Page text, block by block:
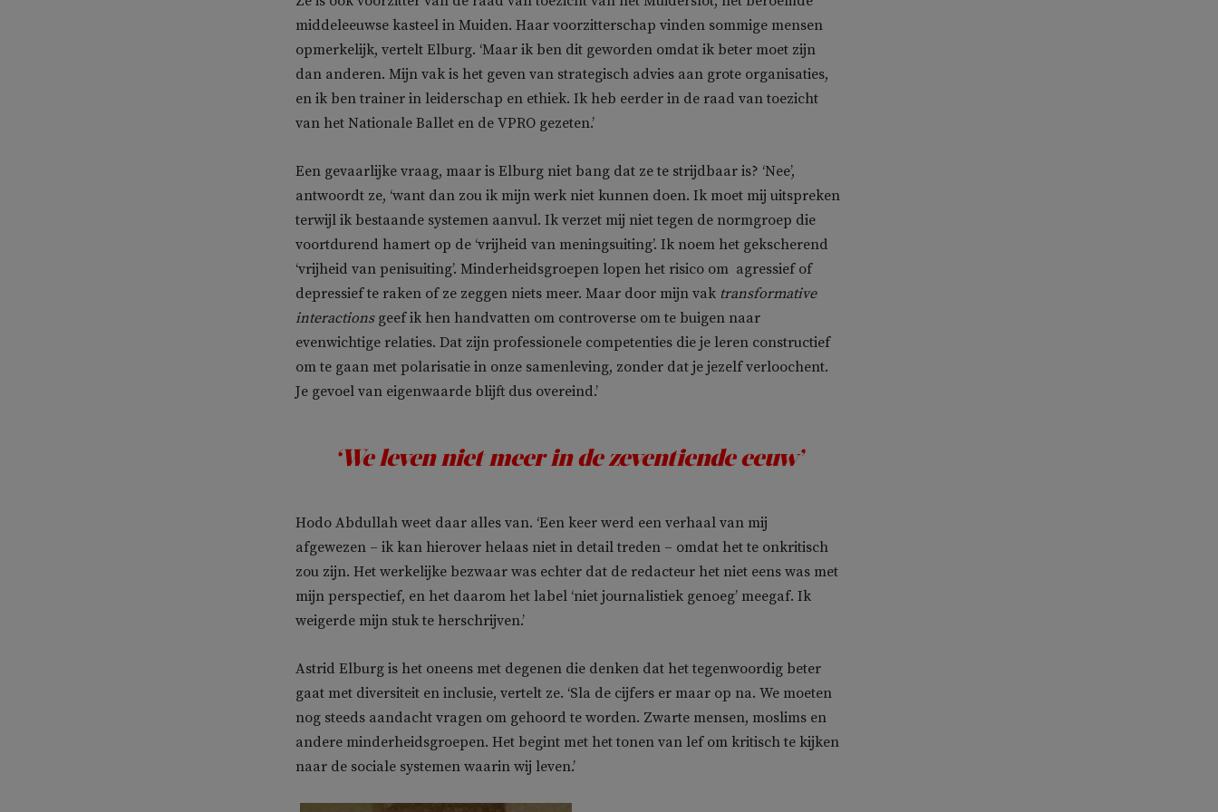
middeleeuwse kasteel in Muiden. Haar voorzitterschap vinden sommige mensen
opmerkelijk, vertelt Elburg. ‘Maar ik ben dit geworden omdat ik beter moet zijn
dan anderen. Mijn vak is het geven van strategisch advies aan grote organisaties,
en ik ben trainer in leiderschap en ethiek. Ik heb eerder in de raad van toezicht
van het Nationale Ballet en de VPRO gezeten.’
Een gevaarlijke vraag, maar is Elburg niet bang dat ze te strijdbaar is? ‘Nee’,
antwoordt ze, ‘want dan zou ik mijn werk niet kunnen doen. Ik moet mij uitspreken
terwijl ik bestaande systemen aanvul. Ik verzet mij niet tegen de normgroep die
voortdurend hamert op de ‘vrijheid van meningsuiting’. Ik noem het gekscherend
‘vrijheid van penisuiting’. Minderheidsgroepen lopen het risico om agressief of
depressief te raken of ze zeggen niets meer. Maar door mijn vak transformative
interactionsgeef ik hen handvatten om controverse om te buigen naar
evenwichtige relaties. Dat zijn professionele competenties die je leren constructief
om te gaan met polarisatie in onze samenleving, zonder dat je jezelf verloochent.
Je gevoel van eigenwaarde blijft dus overeind.’
‘We leven niet meer in de zeventiende eeuw’
Hodo Abdullah weet daar alles van. ‘Een keer werd een verhaal van mij
afgewezen – ik kan hierover helaas niet in detail treden – omdat het te onkritisch
zou zijn. Het werkelijke bezwaar was echter dat de redacteur het niet eens was met
mijn perspectief, en het daarom het label ‘niet journalistiek genoeg’ meegaf. Ik
weigerde mijn stuk te herschrijven.’
Astrid Elburg is het oneens met degenen die denken dat het tegenwoordig beter
gaat met diversiteit en inclusie, vertelt ze. ‘Sla de cijfers er maar op na. We moeten
nog steeds aandacht vragen om gehoord te worden. Zwarte mensen, moslims en
andere minderheidsgroepen. Het begint met het tonen van lef om kritisch te kijken
naar de sociale systemen waarin wij leven.’